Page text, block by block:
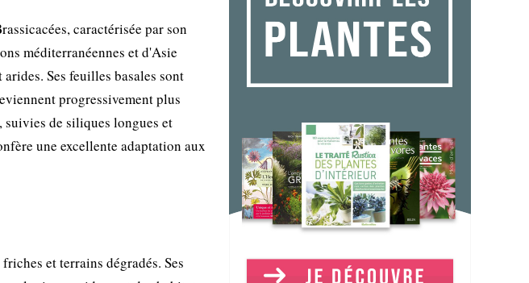
caractérisée par son
méditerranéennes et d'Asie
Ses feuilles basales sont
progressivement plus
suivies de siliques longues et
une excellente adaptation aux
et terrains dégradés. Ses